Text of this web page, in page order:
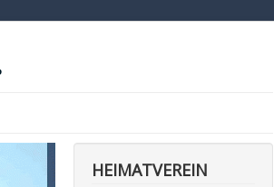
HEIMATVEREIN